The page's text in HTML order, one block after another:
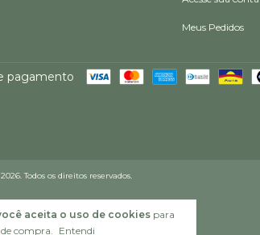
aceita o uso de cookies para
compra. Entendi
Meus Pedidos
pagamento
Todos os direitos reservados.